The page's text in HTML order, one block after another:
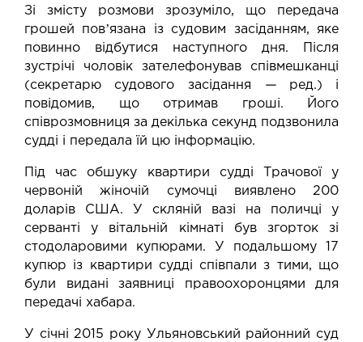
Зі змісту розмови зрозуміло, що передача
грошей повʼязана із судовим засіданням, яке
повинно відбутися наступного дня. Після
зустрічі чоловік зателефонував співмешканці
(секретарю судового засідання
—ред.) і
повідомив, що отримав гроші. Його
співрозмовниця за декілька секунд подзвонила
судді і передала їй цю інформацію.
Під час обшуку квартири судді Трачової у
червоній жіночій сумочці виявлено 200
доларів США. У скляній вазі на поличці у
серванті у вітальній кімнаті був згорток зі
стодоларовими купюрами. У подальшому 17
купюр із квартири судді співпали з тими, що
були видані заявниці правоохоронцями для
передачі хабара.
У січні 2015 року Ульяновський районний суд